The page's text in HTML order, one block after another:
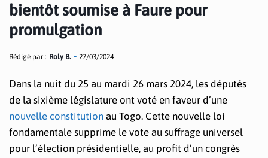
bientôt soumise à Faure pour
promulgation
Rédigé par : Roly B. 27/03/2024
Dans la nuit du 25 au mardi 26 mars 2024, les députés
de la sixième législature ont voté en faveur d’une
nouvelle constitution au Togo. Cette nouvelle loi
fondamentale supprime le vote au suffrage universel
pour l’élection présidentielle, au profit d’un congrès